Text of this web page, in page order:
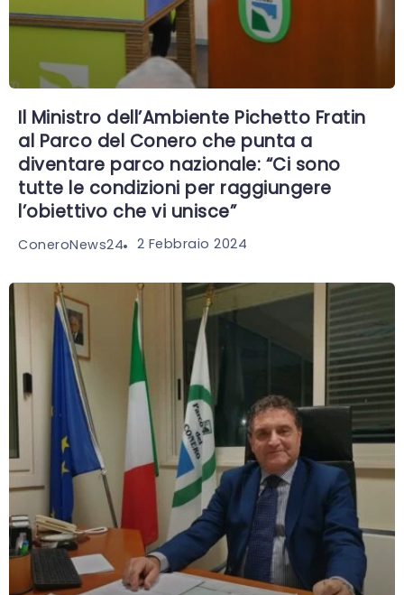
Il Ministro dell’Ambiente Pichetto Fratin
al Parco del Conero che punta a
diventare parco nazionale: “Ci sono
tutte le condizioni per raggiungere
l’obiettivo che vi unisce”
ConeroNews24 2 Febbraio 2024